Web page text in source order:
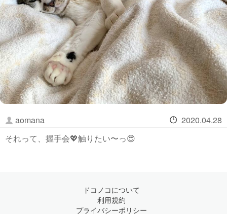
aomana
2020.04.28
それって、握手会💖触りたい〜っ😍
ドコノコについて
利用規約
プライバシーポリシー